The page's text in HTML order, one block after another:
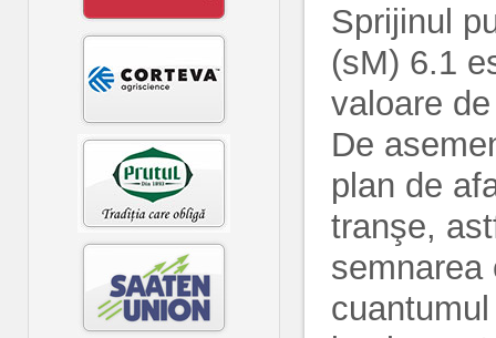
Sprijinul
(sM) 6.1
valoare
De
plan de
tranşe,
semnarea